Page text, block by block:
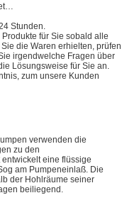
Stunden.
für Sie sobald alle
die Waren erhielten, prüfen
irgendwelche Fragen über
Lösungsweise für Sie an.
zum unsere Kunden
verwenden die
zu den
eine flüssige
am Pumpeneinlaß. Die
der Hohlräume seiner
beiliegend.